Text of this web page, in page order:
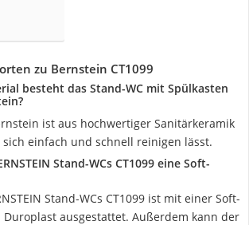
zu Bernstein CT1099
besteht das Stand-WC mit Spülkasten
ist aus hochwertiger Sanitärkeramik
einfach und schnell reinigen lässt.
Stand-WCs CT1099 eine Soft-
Stand-WCs CT1099 ist mit einer Soft-
Duroplast ausgestattet. Außerdem kann der